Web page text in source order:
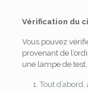
Vérification du
Vous pouvez
provenant de
une lampe de
Tout